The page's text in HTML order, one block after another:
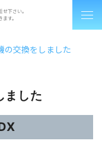
下さい。
す。
の交換をしました
ました